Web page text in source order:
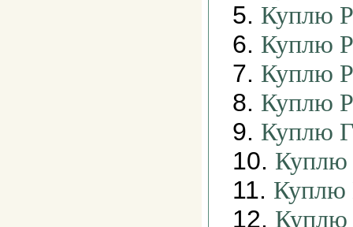
5. Куплю
6. Куплю
7. Куплю
8. Куплю
9. Куплю
10.
11. Куплю
12. Куплю